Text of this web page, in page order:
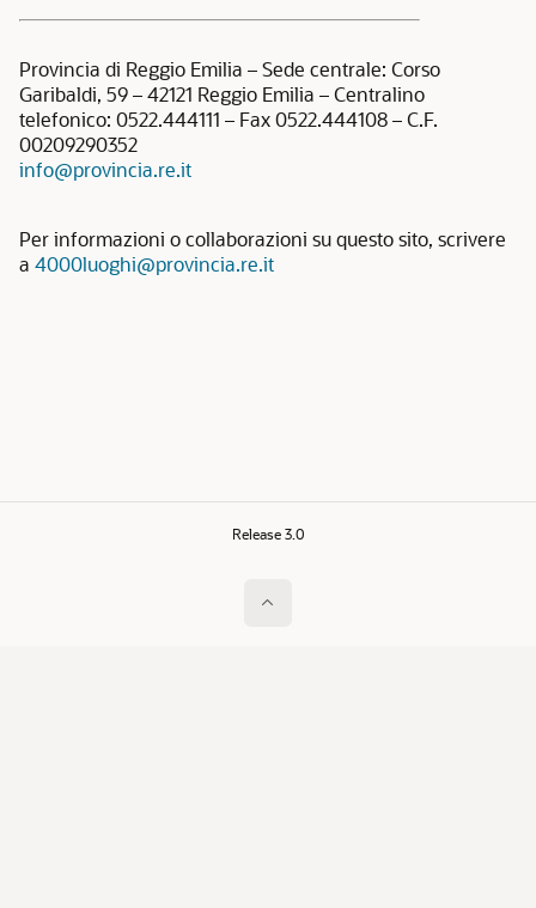
Provincia di Reggio Emilia – Sede centrale: Corso
Garibaldi, 59 – 42121 Reggio Emilia – Centralino
telefonico: 0522.444111 – Fax 0522.444108 – C.F.
00209290352
info@provincia.re.it
Per informazioni o collaborazioni su questo sito, scrivere
a 4000luoghi@provincia.re.it
Release 3.0